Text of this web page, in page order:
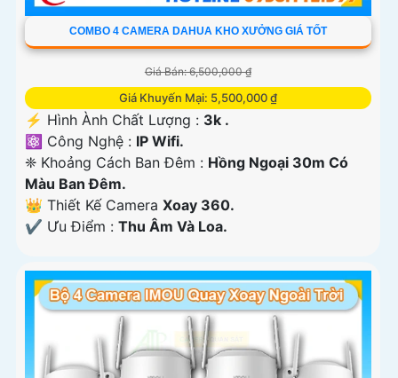
COMBO 4 CAMERA DAHUA KHO XƯỞNG GIÁ TỐT
Giá Bán: 6,500,000 ₫
Giá Khuyến Mại: 5,500,000 ₫
️⚡ Hình Ành Chất Lượng : 3k .
⚛️ Công Nghệ : IP Wifi.
❈ Khoảng Cách Ban Đêm : Hồng Ngoại 30m Có
Màu Ban Ðêm.
👑 Thiết Kế Camera Xoay 360.
️✔️ Ưu Điểm : Thu Âm Và Loa.